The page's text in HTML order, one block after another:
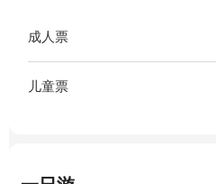
成人票
儿童票